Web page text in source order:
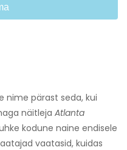
nime pärast seda, kui
näitleja Atlanta
kodune naine endisele
vaatasid, kuidas